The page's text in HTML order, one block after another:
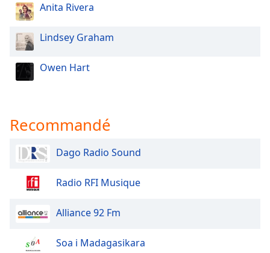
dialog
Anita Rivera
Lindsey Graham
Owen Hart
Recommandé
Dago Radio Sound
Radio RFI Musique
Alliance 92 Fm
Soa i Madagasikara